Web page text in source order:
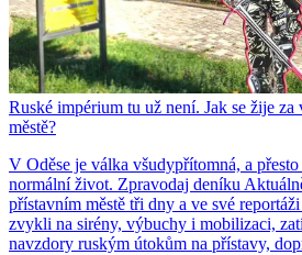
Ruské impérium tu už není. Jak se žije
městě?
V Oděse je válka všudypřítomná, a
normální život. Zpravodaj deníku
přístavním městě tři dny a ve své
zvykli na sirény, výbuchy i mobilizaci,
navzdory ruským útokům na přístavy,